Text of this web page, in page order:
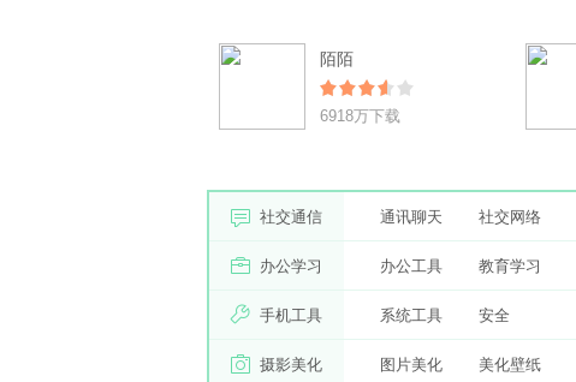
陌陌
6918万下载
社交通信 通讯聊天 社交网络
办公学习 办公工具 教育学习
手机工具 系统工具 安全
摄影美化 图片美化 美化壁纸